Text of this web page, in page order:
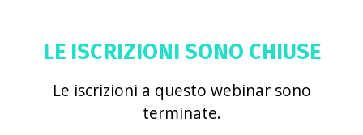
LE ISCRIZIONI SONO CHIUSE
Le iscrizioni a questo webinar sono
terminate.